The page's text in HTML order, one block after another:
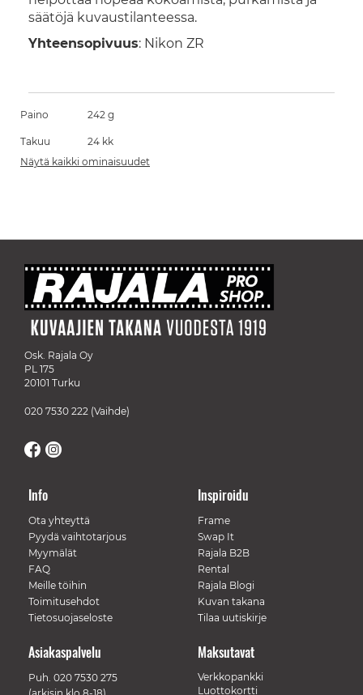
säätöjä kuvaustilanteessa.
Yhteensopivuus: Nikon ZR
Paino 242 g
Takuu
24 kk
Näytä kaikki ominaisuudet
Osk. Rajala Oy
PL 175
20101 Turku
020 7530 222 (Vaihde)
Info
Ota yhteyttä
Pyydä vaihtotarjous
Myymälät
FAQ
Meille töihin
Toimitusehdot
Tietosuojaseloste
Inspiroidu
Frame
Swap It
Rajala B2B
Rental
Rajala Blogi
Kuvan takana
Tilaa uutiskirje
Maksutavat
Verkkopankki
Luottokortti
Asiakaspalvelu
Puh. 020 7530 275